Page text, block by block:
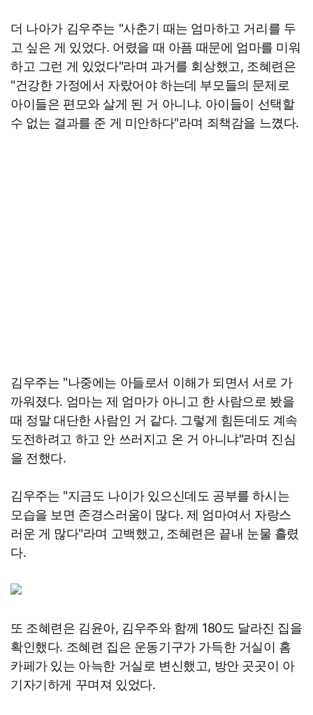
더 나아가 김우주는 "사춘기 때는 엄마하고 거리를 두
고 싶은 게 있었다. 어렸을 때 아픔 때문에 엄마를 미워
하고 그런 게 있었다"라며 과거를 회상했고, 조혜련은
"건강한 가정에서 자랐어야 하는데 부모들의 문제로
아이들은 편모와 살게 된 거 아니냐. 아이들이 선택할
수 없는 결과를 준 게 미안하다"라며 죄책감을 느꼈다.
김우주는 "나중에는 아들로서 이해가 되면서 서로 가
까워졌다. 엄마는 제 엄마가 아니고 한 사람으로 봤을
때 정말 대단한 사람인 거 같다. 그렇게 힘든데도 계속
도전하려고 하고 안 쓰러지고 온 거 아니냐"라며 진심
을 전했다.
김우주는 "지금도 나이가 있으신데도 공부를 하시는
모습을 보면 존경스러움이 많다. 제 엄마여서 자랑스
러운 게 많다"라며 고백했고, 조혜련은 끝내 눈물 흘렸
다.
또 조혜련은 김윤아, 김우주와 함께 180도 달라진 집을
확인했다. 조혜련 집은 운동기구가 가득한 거실이 홈
카페가 있는 아늑한 거실로 변신했고, 방안 곳곳이 아
기자기하게 꾸며져 있었다.